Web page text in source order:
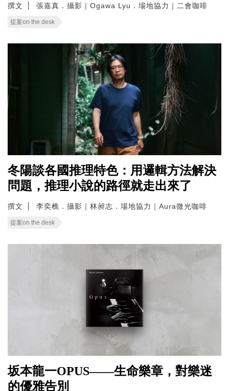
撰文 張嘉真．攝影｜Ogawa Lyu．場地協力｜二會咖啡
提案on the desk
冬陽談各國推理特色：用邏輯方法解決
問題，推理小說的路徑就走出來了
撰文 李奕樵．攝影｜林昶志．場地協力｜Aura微光咖啡
提案on the desk
坂本龍一OPUS——生命樂章，對樂迷
的優雅告別